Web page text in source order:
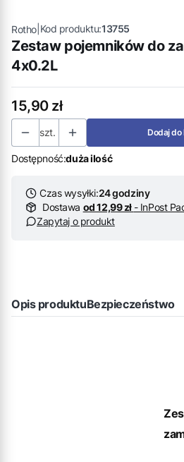
Rotho| Kod produktu:13755
Zestaw pojemników do
4x0.2L
Cena
15,90 zł
szt. Dodaj
Dostępność:duża ilość
Czas wysyłki:24 godziny
Dostawa od 12,99 zł - InPost
Zapytaj o produkt
Opis produktuBezpieczeństwo